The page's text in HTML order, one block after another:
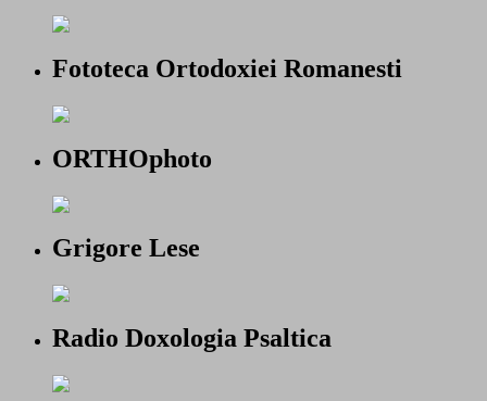
Fototeca Ortodoxiei Romanesti
ORTHOphoto
Grigore Lese
Radio Doxologia Psaltica